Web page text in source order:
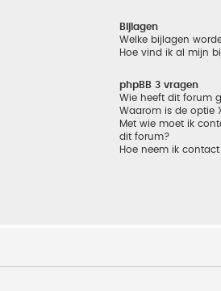
Bijlagen
Welke bijlagen
Hoe vind ik al mijn
phpBB 3 vragen
Wie heeft dit forum
Waarom is de optie
Met wie moet ik
dit forum?
Hoe neem ik